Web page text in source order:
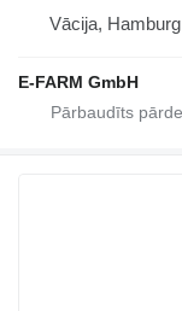
Vācija, Hamburg
E-FARM GmbH